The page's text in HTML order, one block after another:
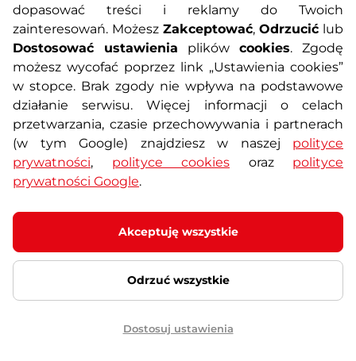
Prezent
Szczegóły
Raty za 0%
Darmowa dostawa
Spodnie motocyklowe męskie
jeansy W-TEC Wallbridge
Caramel - karmel
4.8 (7)
Praktyczne i wytrzymałe spodnie
motocyklowe ze wzmocnieniami
Dupont™Kevlar® i …
Męskie spodnie motocyklowe
W-TEC Daimick ∙
certyfikowane ochraniacze ∙
dopasować treści i reklamy do Twoich
zainteresowań. Możesz Zakceptować, Odrzucić lub
Dostosować ustawienia plików cookies. Zgodę
możesz wycofać poprzez link „Ustawienia cookies”
w stopce. Brak zgody nie wpływa na podstawowe
działanie serwisu. Więcej informacji o celach
przetwarzania, czasie przechowywania i partnerach
(w tym Google) znajdziesz w naszej polityce
prywatności, polityce cookies oraz polityce
prywatności Google.
Akceptuję wszystkie
Odrzuć wszystkie
Dostosuj ustawienia